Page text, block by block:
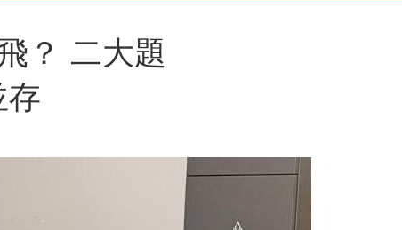
？ 二大題
存